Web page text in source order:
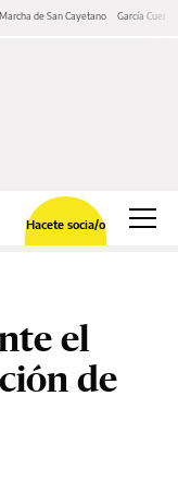
Marcha de San Cayetano García Cuerva
Hacete socia/o
el
de